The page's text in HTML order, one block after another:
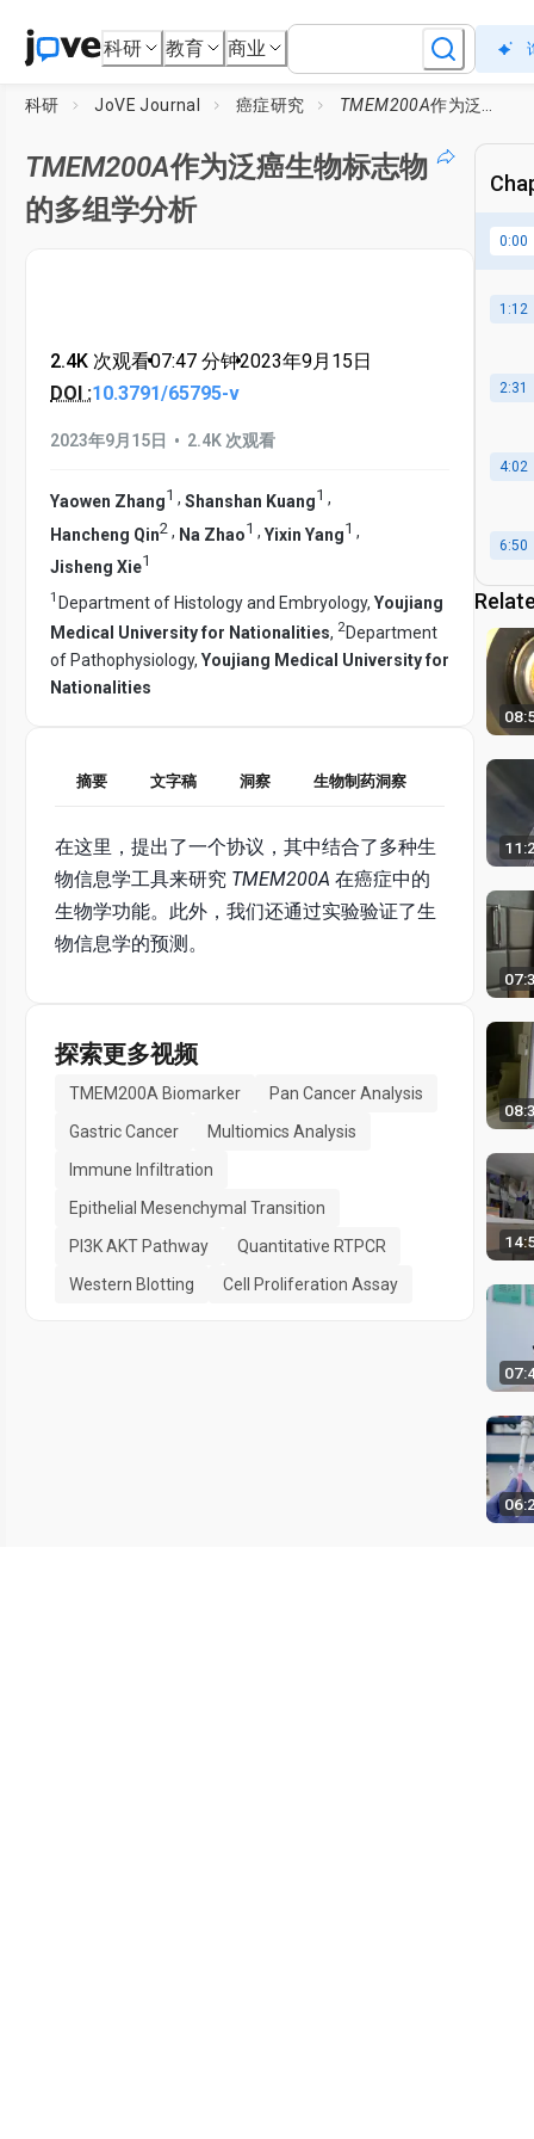
科研 教育 商业
科研 JoVE Journal 癌症研究 TMEM200A作为泛癌生物标志物的多组学分析
TMEM200A作为泛癌生物标志物
的多组学分析
2.4K 次观看•07:47 分钟•2023年9月15日
DOI :10.3791/65795-v
2023年9月15日 • 2.4K 次观看
Yaowen Zhang1 , Shanshan Kuang1 ,
Hancheng Qin2 , Na Zhao1 , Yixin Yang1 ,
Jisheng Xie1
1 Department of Histology and Embryology, Youjiang
Medical University for Nationalities, 2Department
of Pathophysiology, Youjiang Medical University for
Nationalities
摘要 文字稿 洞察 生物制药洞察
在这里，提出了一个协议，其中结合了多种生
物信息学工具来研究 TMEM200A 在癌症中的
生物学功能。此外，我们还通过实验验证了生
物信息学的预测。
探索更多视频
TMEM200A Biomarker
Pan Cancer Analysis
Gastric Cancer
Multiomics Analysis
Immune Infiltration
Epithelial Mesenchymal Transition
PI3K AKT Pathway
Quantitative RTPCR
Western Blotting
Cell Proliferation Assay
0:00
1:12
2:31
4:02
6:50